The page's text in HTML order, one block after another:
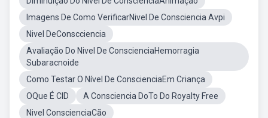
Imagens De Como VerificarNivel De Consciencia Avpi
Nivel DeConscciencia
Avaliação Do Nivel De ConscienciaHemorragia
Subaracnoide
Como Testar O Nível De ConscienciaEm Criança
OQue É CID
A Consciencia DoTo Do Royalty Free
Nivel ConscienciaCão